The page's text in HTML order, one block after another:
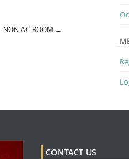
NON AC ROOM →
CONTACT US